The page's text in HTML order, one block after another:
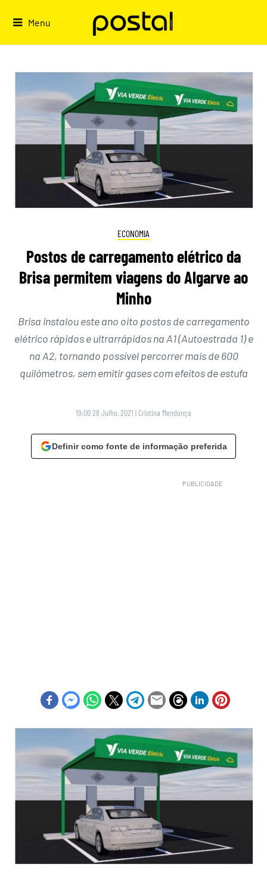
Menu
ECONOMIA
Postos de carregamento elétrico da
Brisa permitem viagens do Algarve ao
Minho
Brisa instalou este ano oito postos de carregamento
elétrico rápidos e ultrarrápidos na A1 (Autoestrada 1) e
na A2, tornando possível percorrer mais de 600
quilómetros, sem emitir gases com efeitos de estufa
19:00 28 Julho, 2021 | Cristina Mendonça
Definir como fonte de informação preferida